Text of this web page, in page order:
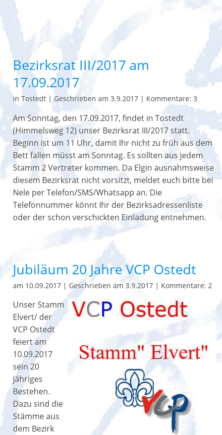
Bezirksrat III/2017 am
17.09.2017
in Tostedt |Geschrieben am 3.9.2017 | Kommentare: 3
Am Sonntag, den 17.09.2017, findet in Tostedt
(Himmelsweg 12) unser Bezirksrat III/2017 statt.
Beginn ist um 11 Uhr, damit Ihr nicht zu früh aus dem
Bett fallen müsst am Sonntag. Es sollten aus jedem
Stamm 2 Vertreter kommen. Da Elgin ausnahmsweise
diesem Bezirksrat nicht vorsitzt, meldet euch bitte bei
Nele per Telefon/SMS/Whatsapp an. Die
Telefonnummer könnt Ihr der Bezirksadressenliste
oder der schon verschickten Einladung entnehmen.
Jubiläum 20 Jahre VCP Ostedt
am 10.09.2017 | Geschrieben am 3.9.2017 | Kommentare: 2
Unser Stamm
Elvert/ der
VCP Ostedt
feiert am
10.09.2017
sein 20
jähriges
Bestehen.
Dazu sind die
Stämme aus
dem Bezirk